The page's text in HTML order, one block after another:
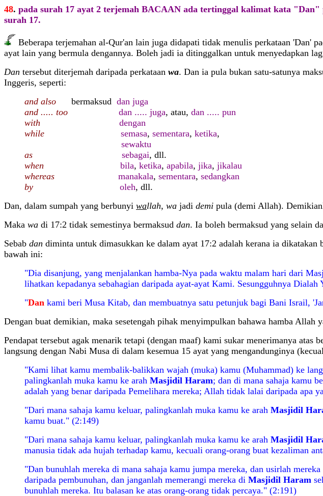
48. pada surah 17 ayat 2 terjemah BACAAN ada tertinggal kalimat kata "Dan"
surah 17.
Beberapa terjemahan al-Qur'an lain juga didapati tidak menulis perkataan 'Dan'
ayat lain yang bermula dengannya. Boleh jadi ia ditinggalkan untuk menyedapkan
Dan tersebut diterjemah daripada perkataan wa. Dan ia pula bukan satu-satunya
Inggeris, seperti:
and also bermaksud dan juga
and ..... too
dan ..... juga, atau, dan ..... pun
with
dengan
while
semasa, sementara, ketika,
sewaktu
as
sebagai, dll.
when
bila, ketika, apabila, jika, jikalau
whereas
manakala, sementara, sedangkan
by
oleh, dll.
Dan, dalam sumpah yang berbunyi wallah, wa jadi demi pula (demi Allah).
Maka wa di 17:2 tidak semestinya bermaksud dan. Ia boleh bermaksud yang selain
Sebab dan diminta untuk dimasukkan ke dalam ayat 17:2 adalah kerana ia
bawah ini:
"Dia disanjung, yang menjalankan hamba-Nya pada waktu malam hari dari
lihatkan kepadanya sebahagian daripada ayat-ayat Kami. Sesungguhnya
"Dan kami beri Musa Kitab, dan membuatnya satu petunjuk bagi Bani Israil,
Dengan buat demikian, maka sesetengah pihak menyimpulkan bahawa hamba
Pendapat tersebut agak menarik tetapi (dengan maaf) kami sukar menerimanya atas
langsung dengan Nabi Musa di dalam kesemua 15 ayat yang mengandunginya
"Kami lihat kamu membalik-balikkan wajah (muka) kamu (Muhammad) ke
palingkanlah muka kamu ke arah Masjidil Haram; dan di mana sahaja kamu
adalah yang benar daripada Pemelihara mereka; Allah tidak lalai daripada apa
"Dari mana sahaja kamu keluar, palingkanlah muka kamu ke arah Masjidil
kamu buat." (2:149)
"Dari mana sahaja kamu keluar, palingkanlah muka kamu ke arah Masjidil
manusia tidak ada hujah terhadap kamu, kecuali orang-orang buat kezaliman
"Dan bunuhlah mereka di mana sahaja kamu jumpa mereka, dan usirlah
daripada pembunuhan, dan janganlah memerangi mereka di Masjidil Haram
bunuhlah mereka. Itu balasan ke atas orang-orang tidak percaya." (2:191)